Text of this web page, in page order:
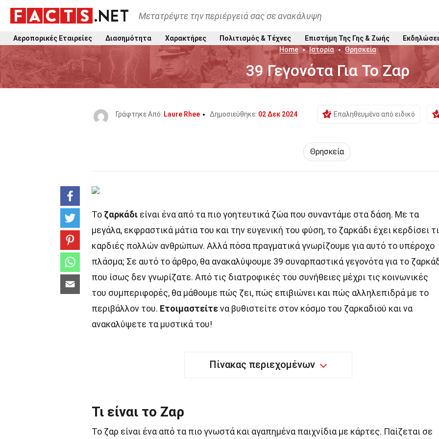
Μετατρέψτε την περιέργειά σας σε ανακάλυψη
Αεροπορικές Εταιρείες Διασημότητα Χαρακτήρες Πολιτισμός & Τέχνες Επιστήμη Της Γης & Ζωής
Home
Ιστορία Θρησκεία
39 Γεγονότα Για Το Ζαρ
Γράφτηκε Από: Laure Rhee Δημοσιεύθηκε: 02 Δεκ 2024 Επαληθευμένο από ειδικό
Θρησκεία
Το ζαρκάδι είναι ένα από τα πιο γοητευτικά ζώα που συναντάμε στα δάση. Με τα
μεγάλα, εκφραστικά μάτια του και την ευγενική του φύση, το ζαρκάδι έχει κερδίσει
καρδιές πολλών ανθρώπων. Αλλά πόσα πραγματικά γνωρίζουμε για αυτό το υπέροχο
πλάσμα; Σε αυτό το άρθρο, θα ανακαλύψουμε 39 συναρπαστικά γεγονότα για το
που ίσως δεν γνωρίζατε. Από τις διατροφικές του συνήθειες μέχρι τις κοινωνικές
του συμπεριφορές, θα μάθουμε πώς ζει, πώς επιβιώνει και πώς αλληλεπιδρά με το
περιβάλλον του. Ετοιμαστείτενα βυθιστείτε στον κόσμο του ζαρκαδιού και να
ανακαλύψετε τα μυστικά του!
Πίνακας περιεχομένων
Τι είναι το Ζαρ
Το ζαρ είναι ένα από τα πιο γνωστά και αγαπημένα παιχνίδια με κάρτες. Παίζεται σε